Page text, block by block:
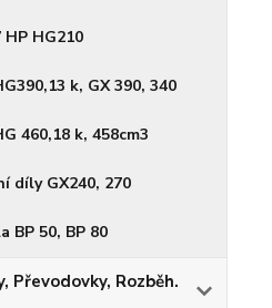
HG210
k, GX 390, 340
460,18 k, 458cm3
díly GX240, 270
BP 50, BP 80
Převodovky, Rozběh.